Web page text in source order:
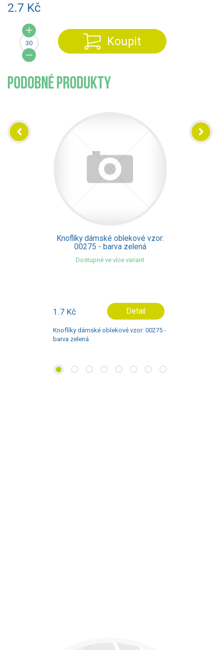
2.7 Kč
Koupit
PODOBNÉ PRODUKTY
Knoflíky dámské oblekové vzor:
00275 - barva zelená
Dostupné ve více variant
1.7 Kč Detail
Knoflíky dámské oblekové vzor: 00275 -
barva zelená